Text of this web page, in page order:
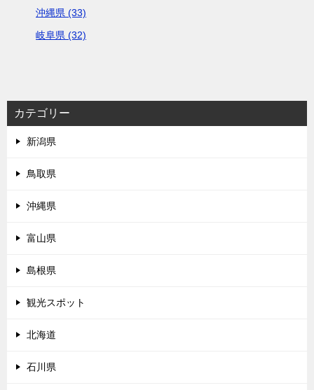
沖縄県 (33)
岐阜県 (32)
カテゴリー
新潟県
鳥取県
沖縄県
富山県
島根県
観光スポット
北海道
石川県